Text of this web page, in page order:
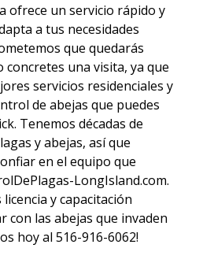
ofrece un servicio rápido y
a tus necesidades
que quedarás
concretes una visita, ya que
servicios residenciales y
de abejas que puedes
Tenemos décadas de
y abejas, así que
en el equipo que
LongIsland.com.
y capacitación
con las abejas que invaden
hoy al 516-916-6062!